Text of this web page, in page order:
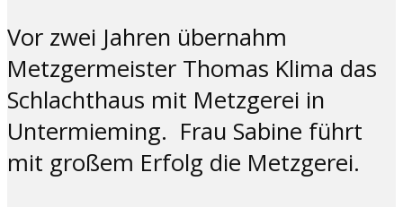
Vor zwei Jahren übernahm
Metzgermeister Thomas Klima das
Schlachthaus mit Metzgerei in
Untermieming. Frau Sabine führt
mit großem Erfolg die Metzgerei.